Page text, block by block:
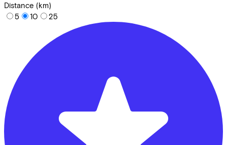
Distance (km)
5
10 25